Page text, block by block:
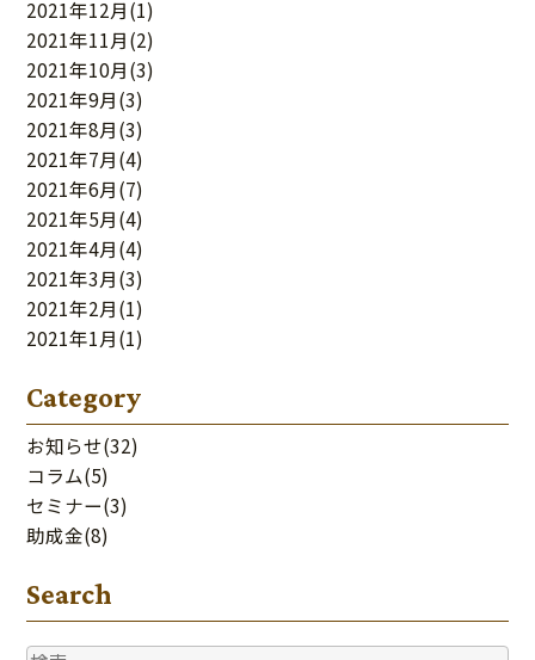
2021年12月(1)
2021年11月(2)
2021年10月(3)
2021年9月(3)
2021年8月(3)
2021年7月(4)
2021年6月(7)
2021年5月(4)
2021年4月(4)
2021年3月(3)
2021年2月(1)
2021年1月(1)
Category
お知らせ(32)
コラム(5)
セミナー(3)
助成金(8)
Search